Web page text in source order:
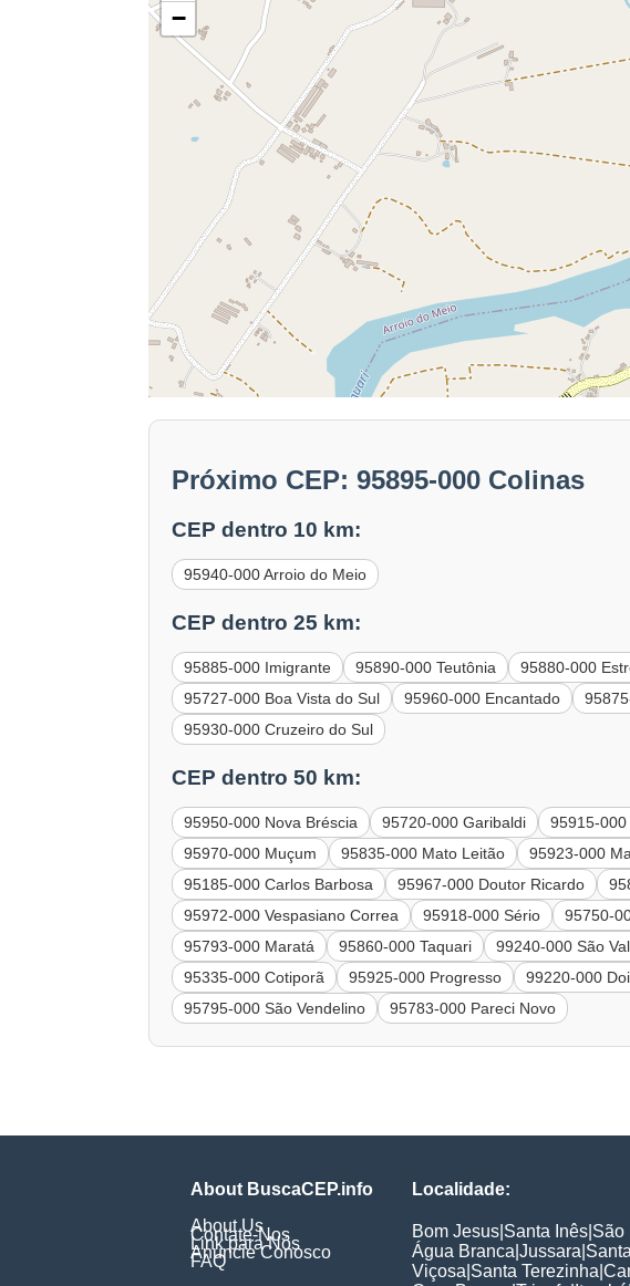
−
Próximo CEP: 95895-000 Colinas
CEP dentro 10 km:
95940-000 Arroio do Meio
CEP dentro 25 km:
95885-000 Imigrante 95890-000 Teutônia 95880-000
95727-000 Boa Vista do Sul
95960-000 Encantado
95930-000 Cruzeiro do Sul
CEP dentro 50 km:
95950-000 Nova Bréscia 95720-000 Garibaldi 95915-
95970-000 Muçum
95835-000 Mato Leitão 95923-000
95185-000 Carlos Barbosa
95967-000 Doutor Ricardo
95972-000 Vespasiano Correa
95918-000 Sério 95750-
95793-000 Maratá
95860-000 Taquari 99240-000 São
95335-000 Cotiporã
95925-000 Progresso 99220-000
95795-000 São Vendelino
95783-000 Pareci Novo
About BuscaCEP.info
About Us
Contate-Nos
Link para Nós
Anuncie Conosco
FAQ
Localidade:
Bom Jesus Santa Inês São
Água Branca Jussara
Viçosa Santa Terezinha